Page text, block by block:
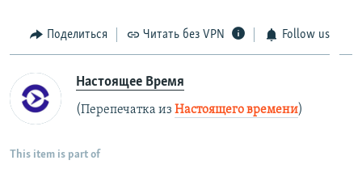
Поделиться Читать без VPN Follow us
Настоящее Время
(Перепечатка из Настоящего времени)
This item is part of